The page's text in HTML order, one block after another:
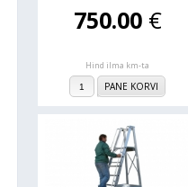
750.00 €
Hind ilma km-ta
PANE KORVI